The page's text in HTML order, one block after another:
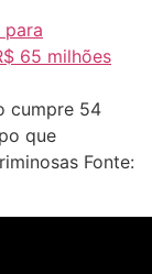
cumpre 54
que
Fonte: